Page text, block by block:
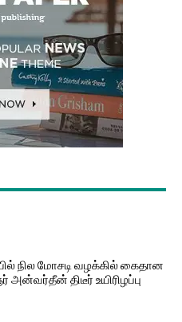
நில மோசடி வழக்கில் கைதான
அன்வர்தீன் திடீர் உயிரிழப்பு